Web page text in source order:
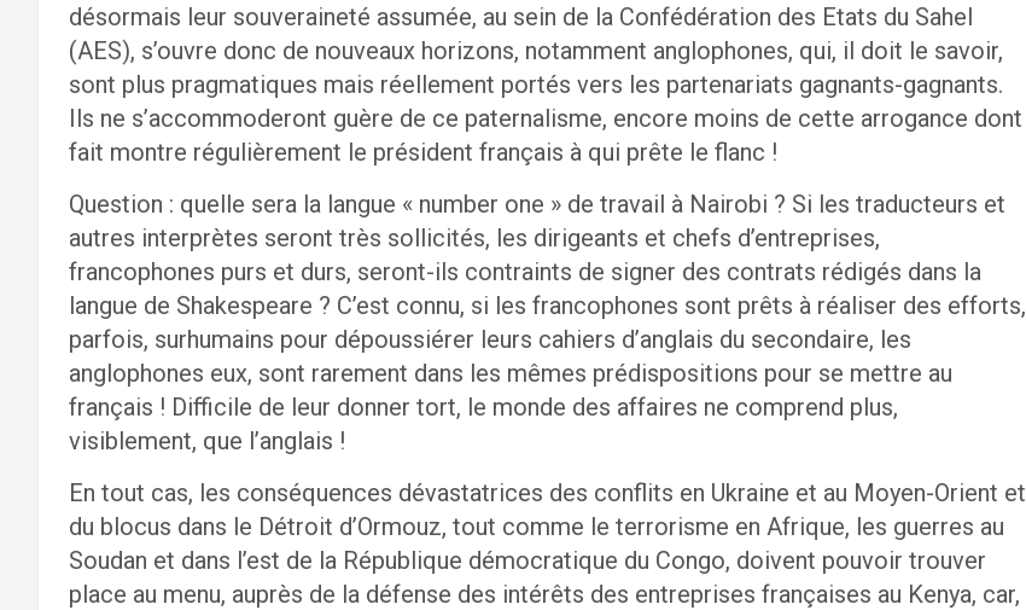
désormais leur souveraineté assumée, au sein de la Confédération des Etats du Sahel
(AES), s’ouvre donc de nouveaux horizons, notamment anglophones, qui, il doit le savoir,
sont plus pragmatiques mais réellement portés vers les partenariats gagnants-gagnants.
Ils ne s’accommoderont guère de ce paternalisme, encore moins de cette arrogance dont
fait montre régulièrement le président français à qui prête le flanc !
Question : quelle sera la langue « number one » de travail à Nairobi ? Si les traducteurs et
autres interprètes seront très sollicités, les dirigeants et chefs d’entreprises,
francophones purs et durs, seront-ils contraints de signer des contrats rédigés dans la
langue de Shakespeare ? C’est connu, si les francophones sont prêts à réaliser des efforts,
parfois, surhumains pour dépoussiérer leurs cahiers d’anglais du secondaire, les
anglophones eux, sont rarement dans les mêmes prédispositions pour se mettre au
français ! Difficile de leur donner tort, le monde des affaires ne comprend plus,
visiblement, que l’anglais !
En tout cas, les conséquences dévastatrices des conflits en Ukraine et au Moyen-Orient et
du blocus dans le Détroit d’Ormouz, tout comme le terrorisme en Afrique, les guerres au
Soudan et dans l’est de la République démocratique du Congo, doivent pouvoir trouver
place au menu, auprès de la défense des intérêts des entreprises françaises au Kenya, car,